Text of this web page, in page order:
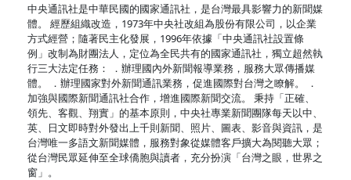
中央通訊社是中華民國的國家通訊社，是台灣最具影響力的新聞媒
體。 經歷組織改造，1973年中央社改組為股份有限公司，以企業
方式經營；隨著民主化發展，1996年依據「中央通訊社設置條
例」改制為財團法人，定位為全民共有的國家通訊社，獨立超然執
行三大法定任務： ．辦理國內外新聞報導業務，服務大眾傳播媒
體。 ．辦理國家對外新聞通訊業務，促進國際對台灣之瞭解。 ．
加強與國際新聞通訊社合作，增進國際新聞交流。 秉持「正確、
領先、客觀、翔實」的基本原則，中央社專業新聞團隊每天以中、
英、日文即時對外發出上千則新聞、照片、圖表、影音與資訊，是
台灣唯一多語文新聞媒體，服務對象從媒體客戶擴大為閱聽大眾；
從台灣民眾延伸至全球僑胞與讀者，充分扮演「台灣之眼，世界之
窗」。